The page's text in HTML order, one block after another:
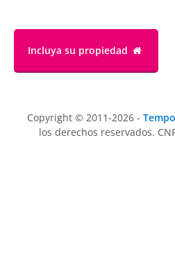
Incluya su propiedad
Copyright © 2011-2026 -
los derechos reservados.